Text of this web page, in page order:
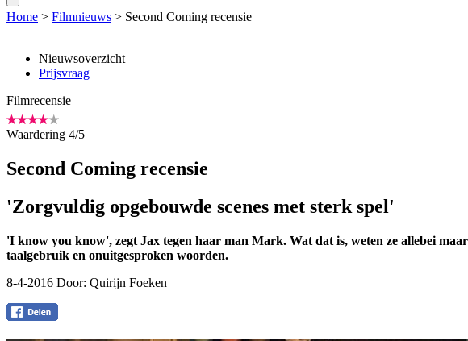
Home > Filmnieuws > Second Coming recensie
Nieuwsoverzicht
Prijsvraag
Filmrecensie
Waardering 4/5
Second Coming recensie
'Zorgvuldig opgebouwde scenes met sterk spel'
'I know you know', zegt Jax tegen haar man Mark. Wat dat is, weten ze allebei
taalgebruik en onuitgesproken woorden.
8-4-2016 Door: Quirijn Foeken